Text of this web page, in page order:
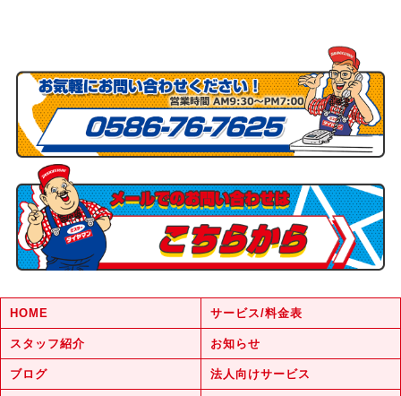
HOME サービス/料金表
スタッフ紹介 お知らせ
ブログ 法人向けサービス